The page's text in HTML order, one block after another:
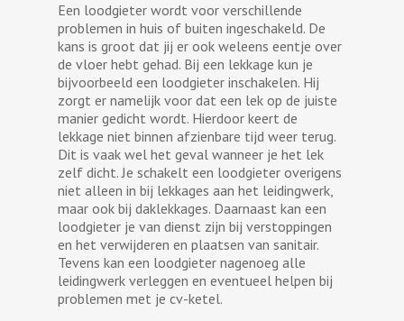
Een loodgieter wordt voor verschillende
problemen in huis of buiten ingeschakeld. De
kans is groot dat jij er ook weleens eentje over
de vloer hebt gehad. Bij een lekkage kun je
bijvoorbeeld een loodgieter inschakelen. Hij
zorgt er namelijk voor dat een lek op de juiste
manier gedicht wordt. Hierdoor keert de
lekkage niet binnen afzienbare tijd weer terug.
Dit is vaak wel het geval wanneer je het lek
zelf dicht. Je schakelt een loodgieter overigens
niet alleen in bij lekkages aan het leidingwerk,
maar ook bij daklekkages. Daarnaast kan een
loodgieter je van dienst zijn bij verstoppingen
en het verwijderen en plaatsen van sanitair.
Tevens kan een loodgieter nagenoeg alle
leidingwerk verleggen en eventueel helpen bij
problemen met je cv-ketel.